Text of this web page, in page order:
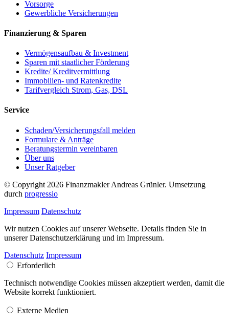
Vorsorge
Gewerbliche Versicherungen
Finanzierung & Sparen
Vermögensaufbau & Investment
Sparen mit staatlicher Förderung
Kredite/ Kreditvermittlung
Immobilien- und Ratenkredite
Tarifvergleich Strom, Gas, DSL
Service
Schaden/Versicherungsfall melden
Formulare & Anträge
Beratungstermin vereinbaren
Über uns
Unser Ratgeber
© Copyright 2026 Finanzmakler Andreas Grünler. Umsetzung
durch progressio
Impressum Datenschutz
Wir nutzen Cookies auf unserer Webseite. Details finden Sie in
unserer Datenschutzerklärung und im Impressum.
Datenschutz Impressum
Erforderlich
Technisch notwendige Cookies müssen akzeptiert werden, damit die
Website korrekt funktioniert.
Externe Medien